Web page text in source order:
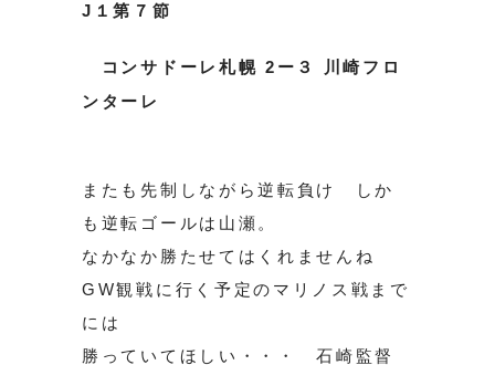
J１第７節
コンサドーレ札幌 2ー３ 川崎フロ
ンターレ
またも先制しながら逆転負け しか
も逆転ゴールは山瀬。
なかなか勝たせてはくれませんね
GW観戦に行く予定のマリノス戦まで
には
勝っていてほしい・・・ 石崎監督